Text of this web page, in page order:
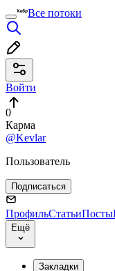
Все потоки
Войти
0
Карма
@Kevlar
Пользователь
Подписаться
ПрофильСтатьиПосты
Ещё
Закладки